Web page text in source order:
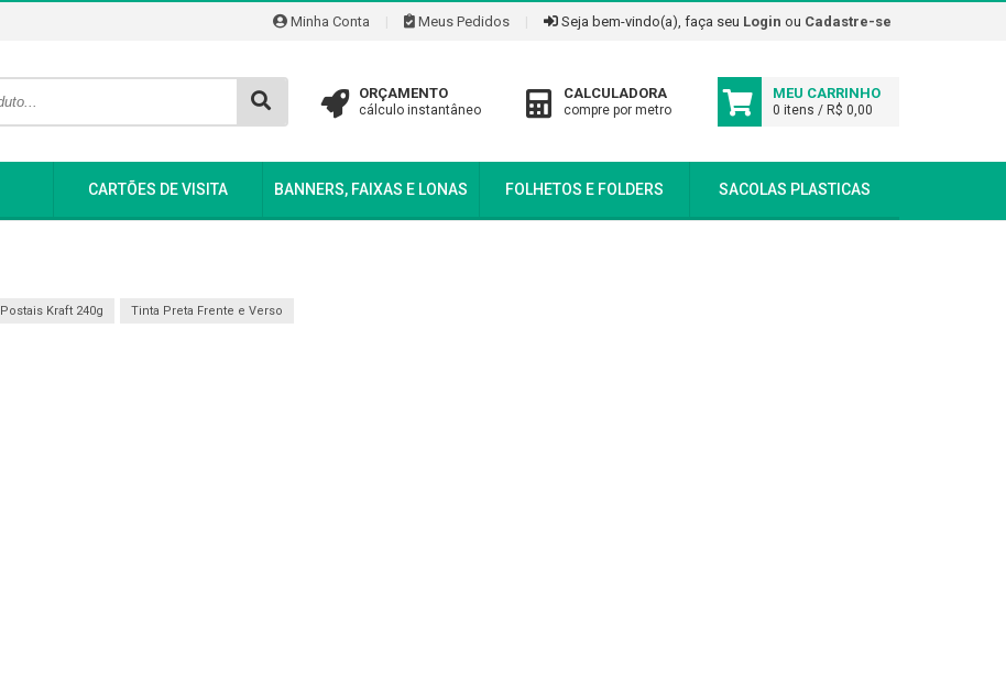
Minha Conta Meus Pedidos Seja bem-vindo(a), faça seu Login ou Cadastre-se
ORÇAMENTO
cálculo instantâneo
CALCULADORA
compre por metro
MEU CARRINHO
0 itens / R$ 0,00
CARTÕES DE VISITA BANNERS, FAIXAS E LONAS FOLHETOS E FOLDERS SACOLAS PLASTICAS
Postais Kraft 240g Tinta Preta Frente e Verso